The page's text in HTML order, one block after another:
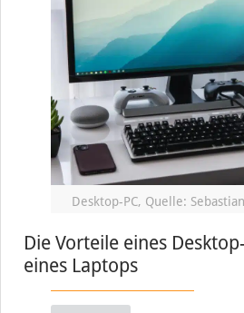
Desktop-PC, Quelle:
Die Vorteile eines
eines Laptops